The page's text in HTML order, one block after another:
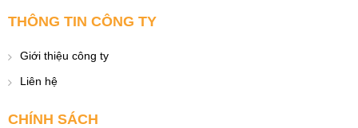
THÔNG TIN CÔNG TY
Giới thiệu công ty
Liên hệ
CHÍNH SÁCH